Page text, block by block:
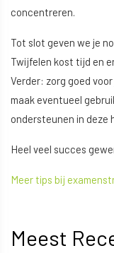
concentreren.
Tot slot geven we je
Twijfelen kost tijd en
Verder: zorg goed
maak eventueel
ondersteunen in deze
Heel veel succes
Meer tips bij
Meest